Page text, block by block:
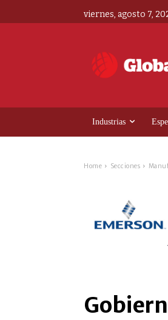
viernes, agosto 7,
Industrias
Home Secciones